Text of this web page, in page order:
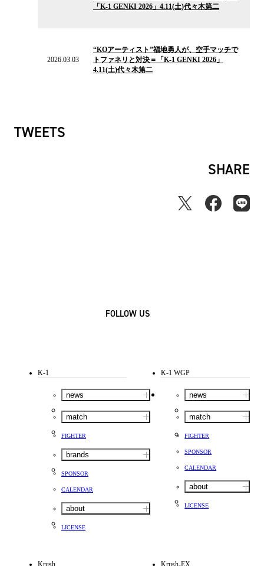
「K-1 GENKI 2026」4.11(土)代々木第二
2026.03.03
“KOアーティスト”福地勇人が、空手マッチで
トファネリと対決＝「K-1 GENKI 2026」
4.11(土)代々木第二
TWEETS
SHARE
FOLLOW US
K-1
news
match
FIGHTER
brands
SPONSOR
CALENDAR
about
LICENSE
K-1 WGP
news
match
FIGHTER
SPONSOR
CALENDAR
about
LICENSE
Krush Krush-EX